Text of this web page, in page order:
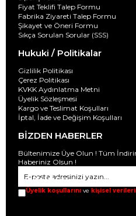
Fiyat Teklifi Talep Formu
Fabrika Ziyareti Talep Formu
Şikayet ve Öneri Formu
Sıkça Sorulan Sorular (SSS)
Hukuki / Politikalar
Gizlilik Politikası
Çerez Politikası
KVKK Aydınlatma Metni
Üyelik Sözleşmesi
Kargo ve Teslimat Koşulları
İptal, İade ve Değişim Koşulları
BİZDEN HABERLER
Bültenimize Üye Olun ! Tüm
Haberiniz Olsun !
GÖNDER
Üyelik koşullarını ve kişisel